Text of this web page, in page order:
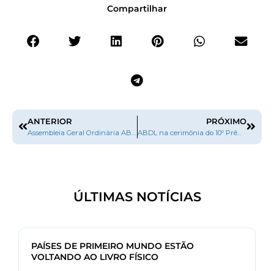
Compartilhar
ANTERIOR
Assembleia Geral Ordinária ABDL
PRÓXIMO
ABDL na cerimônia do 10º Prêmio do Publishnews
ÚLTIMAS NOTÍCIAS
PAÍSES DE PRIMEIRO MUNDO ESTÃO
VOLTANDO AO LIVRO FÍSICO